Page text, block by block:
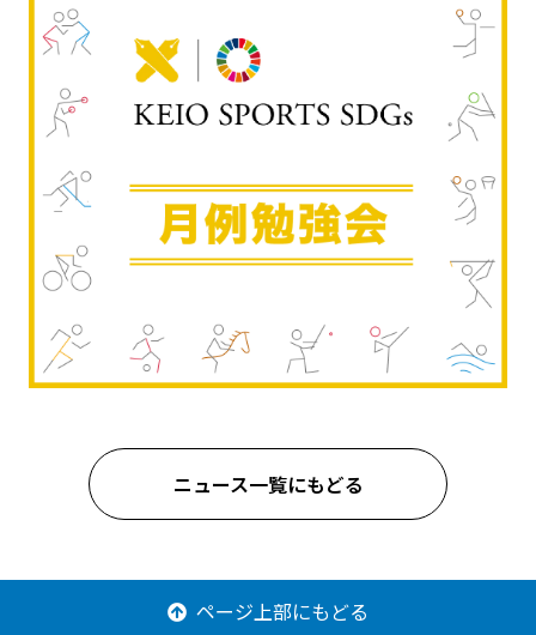
ニュース一覧にもどる
ページ上部にもどる